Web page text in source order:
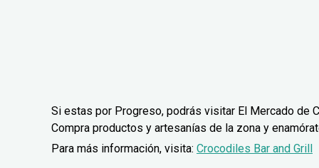
Si estas por Progreso, podrás visitar El Mercado de
Compra productos y artesanías de la zona y
Para más información, visita: Crocodiles Bar and Grill